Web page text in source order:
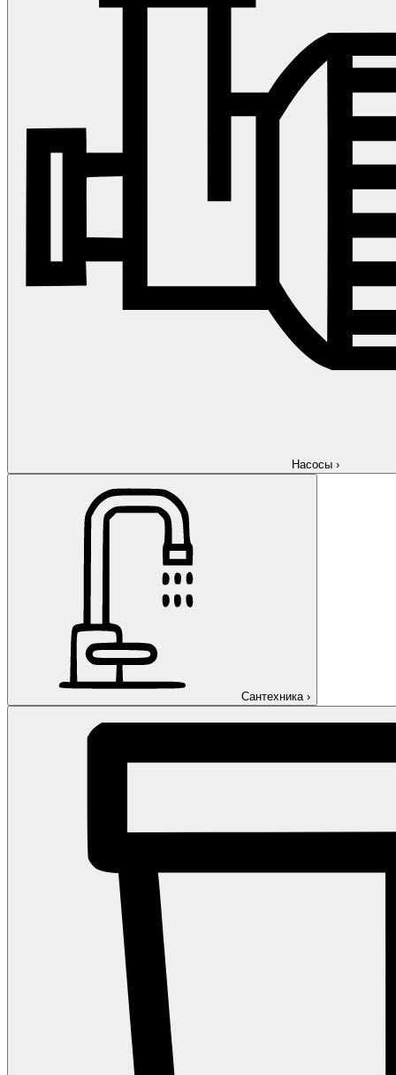
Насосы ›
Сантехника ›